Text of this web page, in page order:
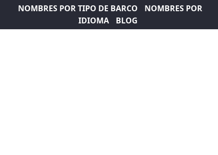
NOMBRES POR TIPO DE BARCO
NOMBRES POR
IDIOMA
BLOG